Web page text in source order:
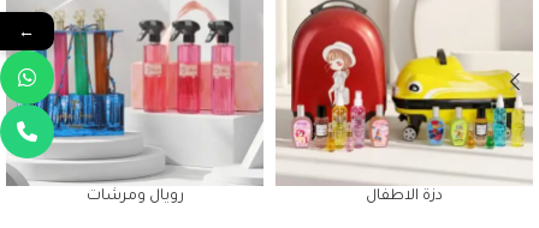
دزة الاطفال رويال ومرشات
←